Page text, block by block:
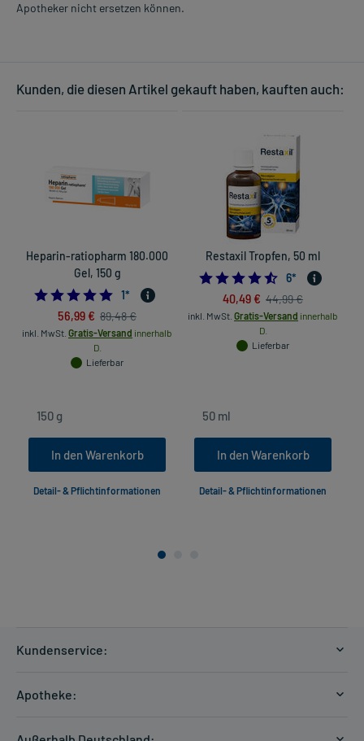
Apotheker nicht ersetzen können.
Kunden, die diesen Artikel gekauft haben, kauften auch:
Heparin-ratiopharm 180.000
Gel, 150 g
5.0
1*
56,99 € 89,48 €
inkl. MwSt. Gratis-Versand innerhalb
D.
Lieferbar
In den Warenkorb
Detail- & Pflichtinformationen
Restaxil Tropfen, 50 ml
4.5
6*
40,49 € 44,99 €
inkl. MwSt. Gratis-Versand innerhalb
D.
Lieferbar
In den Warenkorb
Detail- & Pflichtinformationen
Kundenservice:
Apotheke: